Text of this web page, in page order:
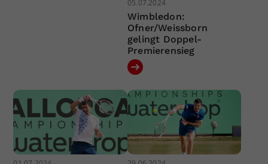
05.07.2024
Wimbledon:
Ofner/Weissborn
gelingt Doppel-
Premierensieg